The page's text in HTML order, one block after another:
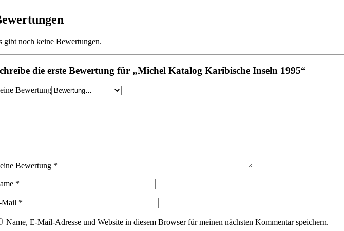
gibt noch keine Bewertungen.
die erste Bewertung für „Michel Katalog Karibische Inseln 1995“
Bewertung
Bewertung *
*
Mail *
Name, E-Mail-Adresse und Website in diesem Browser für meinen nächsten Kommentar speichern.